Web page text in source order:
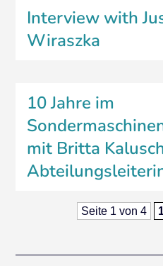
Interview with
Wiraszka
10 Jahre im
mit Britta
Seite 1 von 4